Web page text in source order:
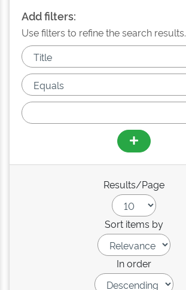
Add filters:
Use filters to refine the search results.
Results/Page
Sort items by
In order